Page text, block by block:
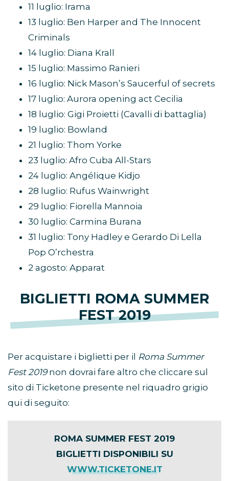
11 luglio: Irama
13 luglio: Ben Harper and The Innocent
Criminals
14 luglio: Diana Krall
15 luglio: Massimo Ranieri
16 luglio: Nick Mason’s Saucerful of secrets
17 luglio: Aurora opening act Cecilia
18 luglio: Gigi Proietti (Cavalli di battaglia)
19 luglio: Bowland
21 luglio: Thom Yorke
23 luglio: Afro Cuba All-Stars
24 luglio: Angélique Kidjo
28 luglio: Rufus Wainwright
29 luglio: Fiorella Mannoia
30 luglio: Carmina Burana
31 luglio: Tony Hadley e Gerardo Di Lella
Pop O’rchestra
2 agosto: Apparat
BIGLIETTI ROMA SUMMER
FEST 2019
Per acquistare i biglietti per il Roma Summer
Fest 2019non dovrai fare altro che cliccare sul
sito di Ticketone presente nel riquadro grigio
qui di seguito:
ROMA SUMMER FEST 2019
BIGLIETTI DISPONIBILI SU
WWW.TICKETONE.IT